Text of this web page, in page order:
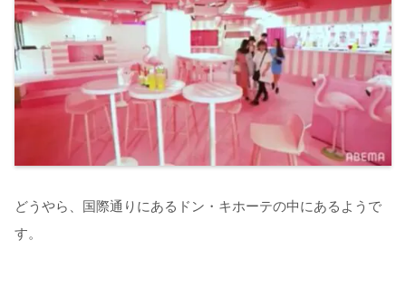
どうやら、国際通りにあるドン・キホーテの中にあるようで
す。